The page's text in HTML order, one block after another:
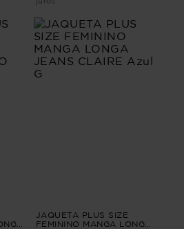
JAQUETA PLUS SIZE
FEMININO MANGA LONGA